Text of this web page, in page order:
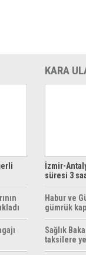
KARA
İzmir-
süresi 3
Habur ve
gümrük
Sağlık
taksilere